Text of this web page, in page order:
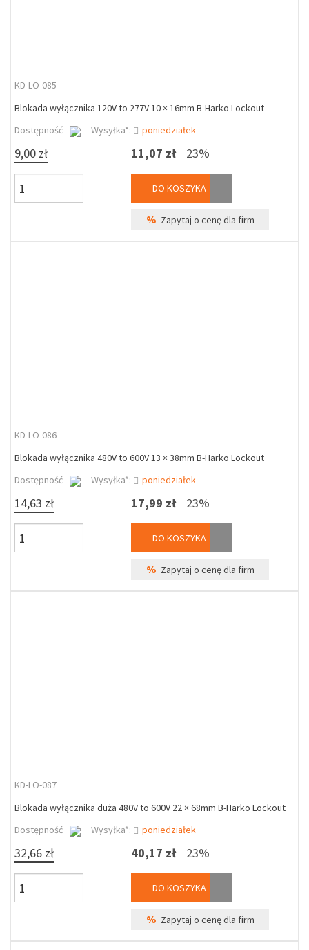
KD-LO-085
Blokada wyłącznika 120V to 277V 10 × 16mm B-Harko Lockout
Dostępność
Wysyłka*: poniedziałek
9,00 zł 11,07 zł 23%
DO KOSZYKA
% Zapytaj o cenę dla firm
KD-LO-086
Blokada wyłącznika 480V to 600V 13 × 38mm B-Harko Lockout
Dostępność
Wysyłka*: poniedziałek
14,63 zł 17,99 zł 23%
DO KOSZYKA
% Zapytaj o cenę dla firm
KD-LO-087
Blokada wyłącznika duża 480V to 600V 22 × 68mm B-Harko Lockout
Dostępność
Wysyłka*: poniedziałek
32,66 zł 40,17 zł 23%
DO KOSZYKA
% Zapytaj o cenę dla firm